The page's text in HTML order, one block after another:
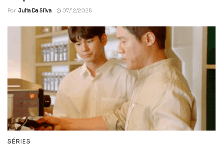
Por Julia Da Silva 07/12/2025
SÉRIES